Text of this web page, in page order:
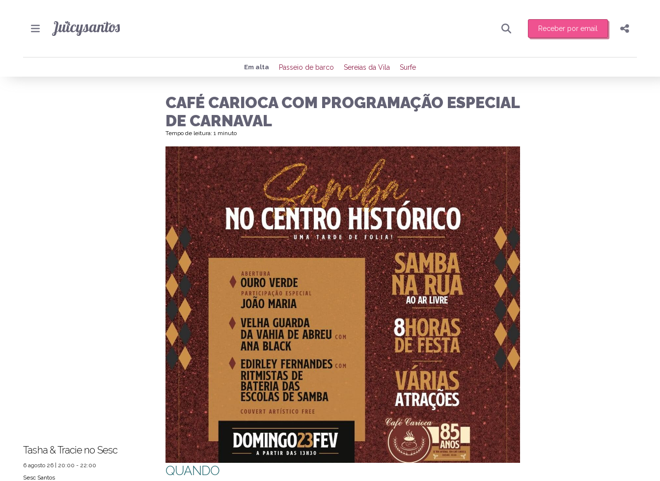
Receber por email
Preencha seus dados para receber toda sexta-feira de manhã o resumo
de eventos e notícias da região.
Compartilhar
Em alta Passeio de barco Sereias da Vila Surfe
CAFÉ CARIOCA COM PROGRAMAÇÃO ESPECIAL
DE CARNAVAL
Tempo de leitura: 1 minuto
QUANDO
Tasha & Tracie no Sesc
6 agosto 26 | 20:00 - 22:00
Sesc Santos